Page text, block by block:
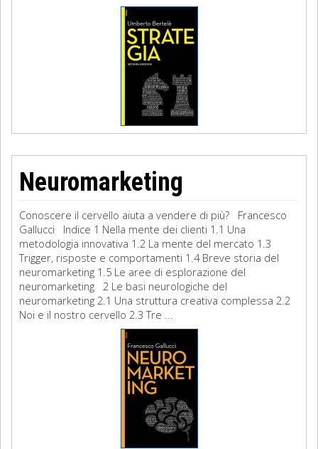
Neuromarketing
Conoscere il cervello aiuta a vendere di più? Francesco
Gallucci Indice 1 Nella mente dei clienti 1.1 Una
metodologia innovativa 1.2 La mente del mercato 1.3
Trigger, risposte e comportamenti 1.4 Breve storia del
neuromarketing 1.5 Le aree di esplorazione del
neuromarketing 2 Le basi neurologiche del
neuromarketing 2.1 Una struttura creativa complessa 2.2
Noi e il nostro cervello 2.3 Tre ...